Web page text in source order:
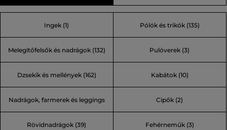
Ingek (1) Pólók és trikók (135)
Melegítőfelsők és nadrágok (132) Pulóverek (3)
Dzsekik és mellények (162) Kabátok (10)
Nadrágok, farmerek és leggings
(75)
Cipők (2)
Rövidnadrágok (39) Fehérneműk (3)